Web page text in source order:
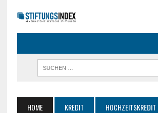
HOME KREDIT HOCHZEITSKREDIT